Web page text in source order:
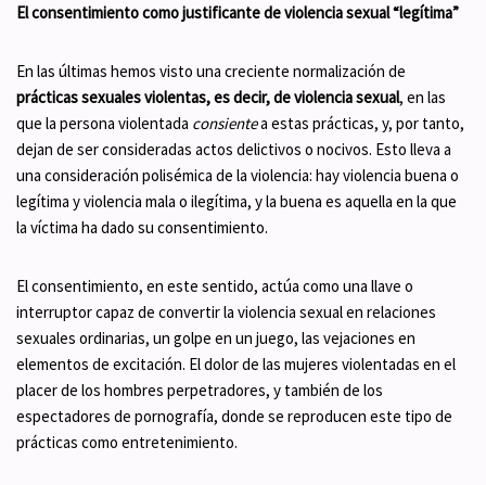
El consentimiento como justificante de violencia sexual “legítima”
En las últimas hemos visto una creciente normalización de
prácticas sexuales violentas, es decir, de violencia sexual, en las
que la persona violentada consientea estas prácticas, y, por tanto,
dejan de ser consideradas actos delictivos o nocivos. Esto lleva a
una consideración polisémica de la violencia: hay violencia buena o
legítima y violencia mala o ilegítima, y la buena es aquella en la que
la víctima ha dado su consentimiento.
El consentimiento, en este sentido, actúa como una llave o
interruptor capaz de convertir la violencia sexual en relaciones
sexuales ordinarias, un golpe en un juego, las vejaciones en
elementos de excitación. El dolor de las mujeres violentadas en el
placer de los hombres perpetradores, y también de los
espectadores de pornografía, donde se reproducen este tipo de
prácticas como entretenimiento.